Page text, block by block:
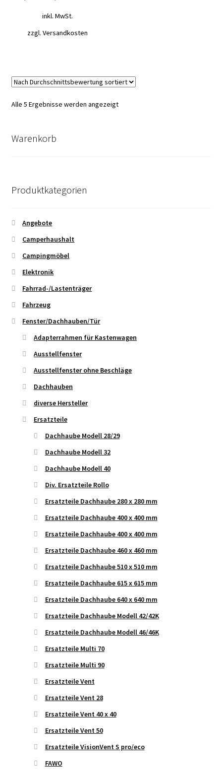
inkl. MwSt.
zzgl.Versandkosten
Alle 5 Ergebnisse werden angezeigtNach
Warenkorb
Produktkategorien
Angebote
Camperhaushalt
Campingmöbel
Elektronik
Fahrrad-/Lastenträger
Fahrzeug
Fenster/Dachhauben/Tür
Adapterrahmen für Kastenwagen
Ausstellfenster
Ausstellfenster ohne Beschläge
Dachhauben
diverse Hersteller
Ersatzteile
Dachhaube Modell 28/29
Dachhaube Modell 32
Dachhaube Modell 40
Div. Ersatzteile Rollo
Ersatzteile Dachhaube 280 x 280 mm
Ersatzteile Dachhaube 400 x 400 mm
Ersatzteile Dachhaube 400 x 400 mm
Ersatzteile Dachhaube 460 x 460 mm
Ersatzteile Dachhaube 510 x 510 mm
Ersatzteile Dachhaube 615 x 615 mm
Ersatzteile Dachhaube 640 x 640 mm
Ersatzteile Dachhaube Modell 42/42K
Ersatzteile Dachhaube Modell 46/46K
Ersatzteile Multi 70
Ersatzteile Multi 90
Ersatzteile Vent
Ersatzteile Vent 28
Ersatzteile Vent 40 x 40
Ersatzteile Vent 50
Ersatzteile VisionVent S pro/eco
FAWO